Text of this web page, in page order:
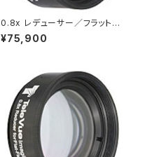
0.8x レデューサー／フラットナ
ー テレビュー102用
¥75,900